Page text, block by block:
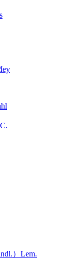
）Lem.